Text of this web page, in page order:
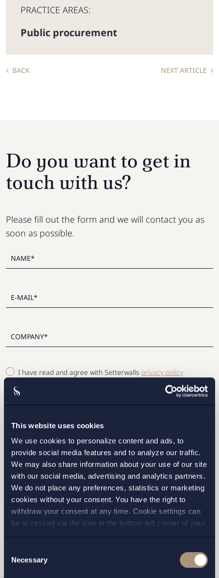
This website uses cookies
We use cookies to personalize content and ads, to
provide social media features and to analyze our traffic.
We may also share information about your use of our site
with our social media, advertising and analytics partners.
We do not place any preferences, statistics or marketing
cookies without your consent. You have the right to
withdraw your consent at any time. Cookie settings can
be accessed via the icon in the bottom left corner of your
andprivacy policy
for more details on cookies and our
Selection
Necessary
PRACTICE AREAS:
Public procurement
BACK NEXT ARTICLE
I have read and agree with Setterwalls privacy policy
STOCKHOLM
GOTHENBURG
MALMO
SEND
Do you want to get in
touch with us?
Please fill out the form and we will contact you as
soon as possible.